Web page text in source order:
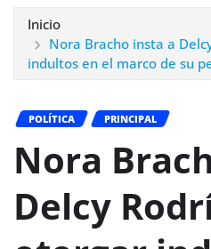
Inicio
Nora Bracho insta a
indultos en el marco de su
POLÍTICA PRINCIPAL
Nora
Delcy